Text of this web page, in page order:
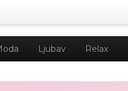
Ljubav Relax